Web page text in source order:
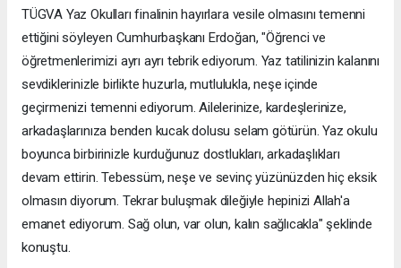
TÜGVA Yaz Okulları finalinin hayırlara vesile olmasını temenni
ettiğini söyleyen Cumhurbaşkanı Erdoğan, "Öğrenci ve
öğretmenlerimizi ayrı ayrı tebrik ediyorum. Yaz tatilinizin kalanını
sevdiklerinizle birlikte huzurla, mutlulukla, neşe içinde
geçirmenizi temenni ediyorum. Ailelerinize, kardeşlerinize,
arkadaşlarınıza benden kucak dolusu selam götürün. Yaz okulu
boyunca birbirinizle kurduğunuz dostlukları, arkadaşlıkları
devam ettirin. Tebessüm, neşe ve sevinç yüzünüzden hiç eksik
olmasın diyorum. Tekrar buluşmak dileğiyle hepinizi Allah'a
emanet ediyorum. Sağ olun, var olun, kalın sağlıcakla" şeklinde
konuştu.